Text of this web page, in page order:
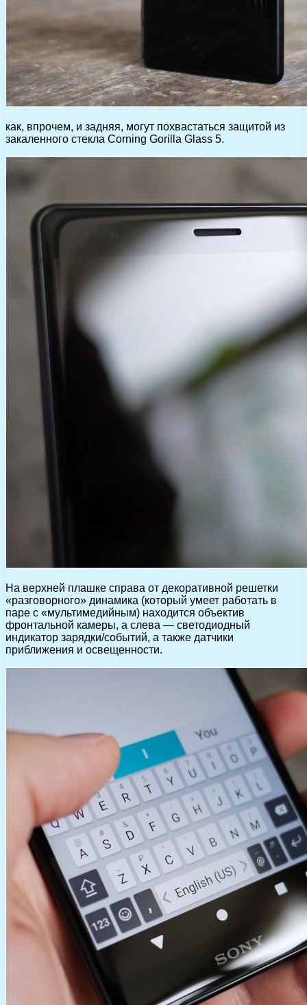
как, впрочем, и задняя, могут похвастаться защитой из
закаленного стекла Corning Gorilla Glass 5.
На верхней плашке справа от декоративной решетки
«разговорного» динамика (который умеет работать в
паре с «мультимедийным) находится объектив
фронтальной камеры, а слева — светодиодный
индикатор зарядки/событий, а также датчики
приближения и освещенности.